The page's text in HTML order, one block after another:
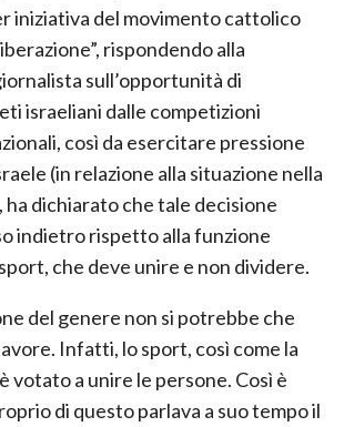
iniziativa del movimento cattolico
rispondendo alla
sull’opportunità di
israeliani dalle competizioni
così da esercitare pressione
(in relazione alla situazione nella
ha dichiarato che tale decisione
indietro rispetto alla funzione
che deve unire e non dividere.
del genere non si potrebbe che
Infatti, lo sport, così come la
votato a unire le persone. Così è
di questo parlava a suo tempo il